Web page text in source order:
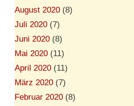
August 2020 (8)
Juli 2020 (7)
Juni 2020 (8)
Mai 2020 (11)
April 2020 (11)
März 2020 (7)
Februar 2020 (8)